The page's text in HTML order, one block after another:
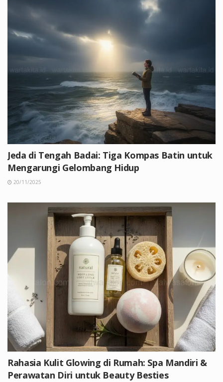
Jeda di Tengah Badai: Tiga Kompas Batin untuk
Mengarungi Gelombang Hidup
20/11/2025
Rahasia Kulit Glowing di Rumah: Spa Mandiri &
Perawatan Diri untuk Beauty Besties